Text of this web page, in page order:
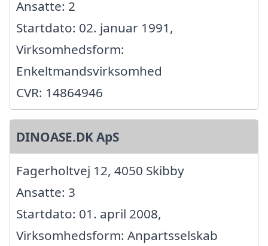
Ansatte: 2
Startdato: 02. januar 1991,
Virksomhedsform:
Enkeltmandsvirksomhed
CVR: 14864946
DINOASE.DK ApS
Fagerholtvej 12, 4050 Skibby
Ansatte: 3
Startdato: 01. april 2008,
Virksomhedsform: Anpartsselskab